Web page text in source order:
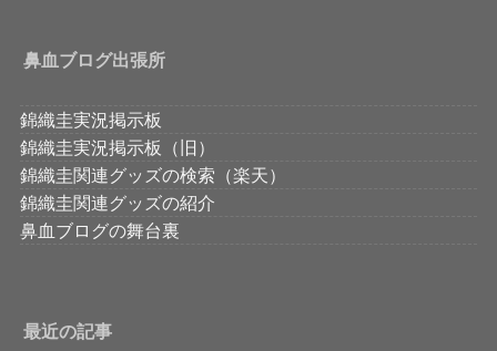
鼻血ブログ出張所
錦織圭実況掲示板
錦織圭実況掲示板（旧）
錦織圭関連グッズの検索（楽天）
錦織圭関連グッズの紹介
鼻血ブログの舞台裏
最近の記事